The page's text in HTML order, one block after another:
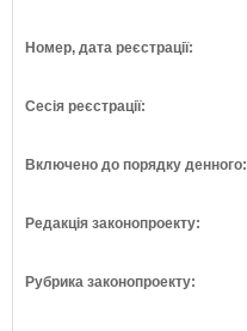
Номер, дата реєстрації:
Сесія реєстрації:
Включено до порядку денного:
Редакція законопроекту:
Рубрика законопроекту: